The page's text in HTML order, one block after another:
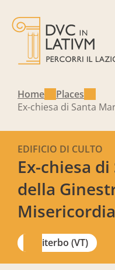
Home
Places
Ex-chiesa
della
EDIFICIO DI CULTO
Viterbo (VT)